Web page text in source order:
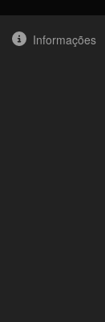
Informações